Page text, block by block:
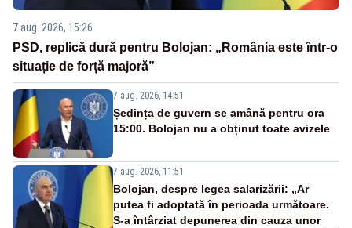
7 aug. 2026, 15:26
PSD, replică dură pentru Bolojan: „România este într-o
situație de forță majoră”
7 aug. 2026, 14:51
Ședința de guvern se amână pentru ora
15:00. Bolojan nu a obținut toate avizele
7 aug. 2026, 11:51
Bolojan, despre legea salarizării: „Ar
putea fi adoptată în perioada următoare.
S-a întârziat depunerea din cauza unor